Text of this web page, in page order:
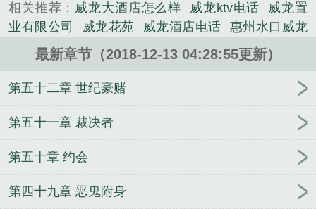
小说。
相关推荐： 威龙大酒店怎么样 威龙ktv电话
威龙置
业有限公司
威龙花苑 威龙酒店电话
惠州水口威龙
威龙饭店 威龙大酒店 花都高手桃运威龙
龙假日酒店
威龙酒店在什么位置
花都威龙仓库最累
三个岗位 清远威龙花园
威龙饭店
惠城区威龙花苑 威龙花园
威龙花园什么时候建的
龙地址 威龙宾馆电话
威龙国际大
威龙花园地址 威龙度假村
威龙酒店是谁
最新章节（2018-12-13 04:28:55更新）
第五十二章 世纪豪赌
第五十一章 裁决者
第五十章 约会
第四十九章 恶鬼附身